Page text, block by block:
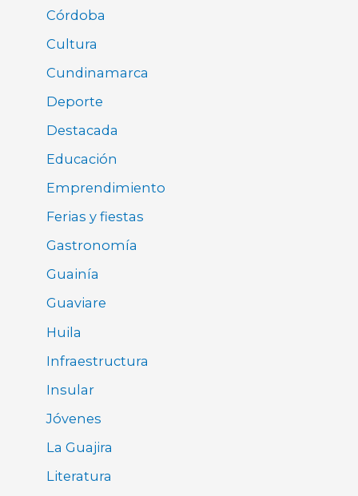
Córdoba
Cultura
Cundinamarca
Deporte
Destacada
Educación
Emprendimiento
Ferias y fiestas
Gastronomía
Guainía
Guaviare
Huila
Infraestructura
Insular
Jóvenes
La Guajira
Literatura